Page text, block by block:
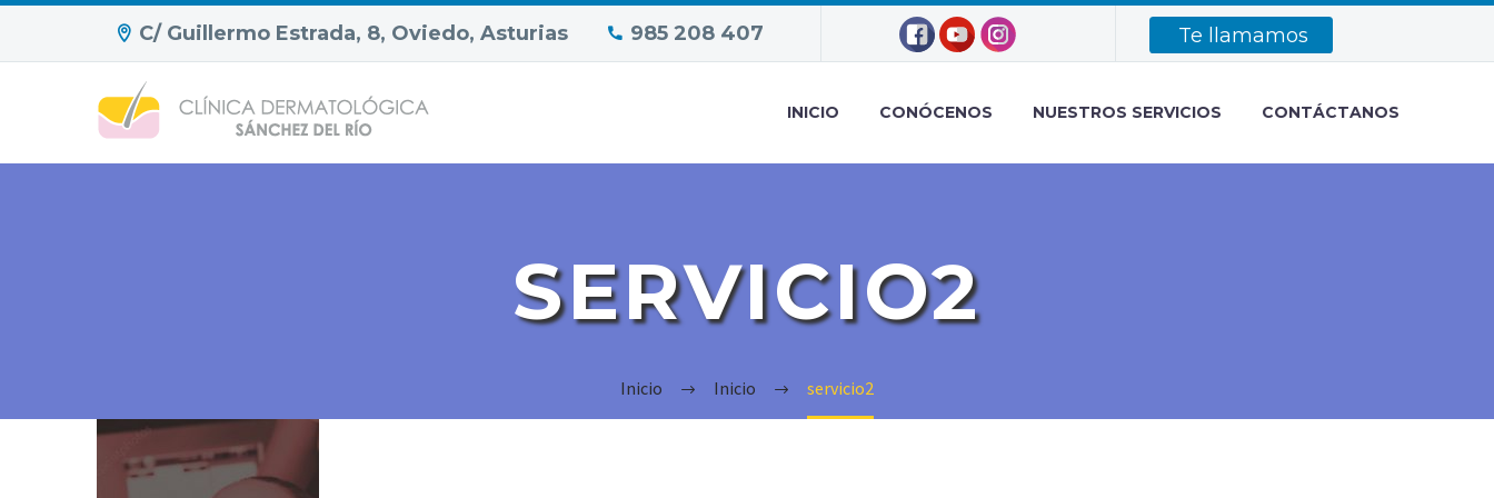
C/ Guillermo Estrada, 8, Oviedo, Asturias 985 208 407 Te llamamos
INICIO CONÓCENOS NUESTROS SERVICIOS CONTÁCTANOS
SERVICIO2
Inicio Inicio servicio2